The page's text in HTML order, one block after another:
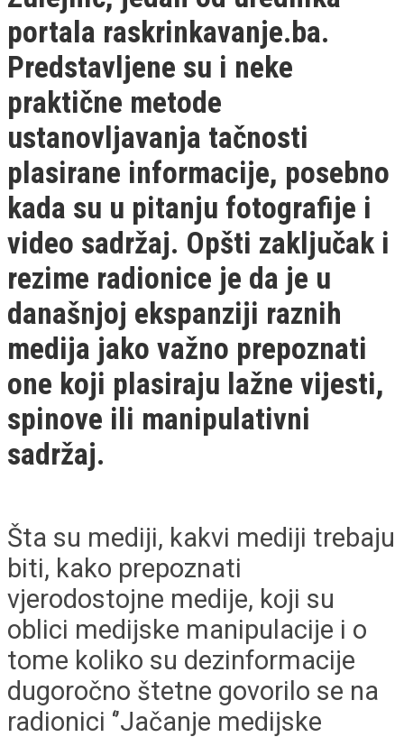
portala raskrinkavanje.ba.
Predstavljene su i neke
praktične metode
ustanovljavanja tačnosti
plasirane informacije, posebno
kada su u pitanju fotografije i
video sadržaj. Opšti zaključak i
rezime radionice je da je u
današnjoj ekspanziji raznih
medija jako važno prepoznati
one koji plasiraju lažne vijesti,
spinove ili manipulativni
sadržaj.
Šta su mediji, kakvi mediji trebaju
biti, kako prepoznati
vjerodostojne medije, koji su
oblici medijske manipulacije i o
tome koliko su dezinformacije
dugoročno štetne govorilo se na
radionici ‘’Jačanje medijske